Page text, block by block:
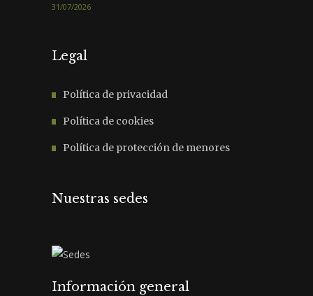
31/07/2026
Legal
Política de privacidad
Política de cookies
Política de protección de menores
Nuestras sedes
Información general